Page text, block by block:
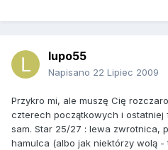
lupo55
Napisano 22 Lipiec 2009
Przykro mi, ale muszę Cię
czterech początkowych i ostatniej
sam. Star 25/27 : lewa zwrotnica,
hamulca (albo jak niektórzy wolą